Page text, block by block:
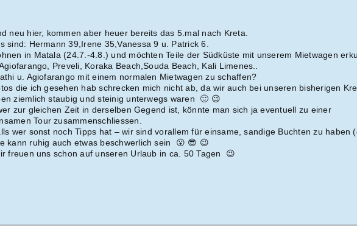
neu hier, kommen aber heuer bereits das 5.mal nach Kreta.
sind: Hermann 39,Irene 35,Vanessa 9 u. Patrick 6.
in Matala (24.7.-4.8.) und möchten Teile der Südküste mit unserem Mietwagen
Preveli, Koraka Beach,Souda Beach, Kali Limenes..
u. Agiofarango mit einem normalen Mietwagen zu schaffen?
die ich gesehen hab schrecken mich nicht ab, da wir auch bei unseren bisherigen
ziemlich staubig und steinig unterwegs waren 🙂 😉
zur gleichen Zeit in derselben Gegend ist, könnte man sich ja eventuell zu einer
Tour zusammenschliessen.
wer sonst noch Tipps hat – wir sind vorallem für einsame, sandige Buchten zu haben
kann ruhig auch etwas beschwerlich sein 😮 😎 😉
freuen uns schon auf unseren Urlaub in ca. 50 Tagen 😉